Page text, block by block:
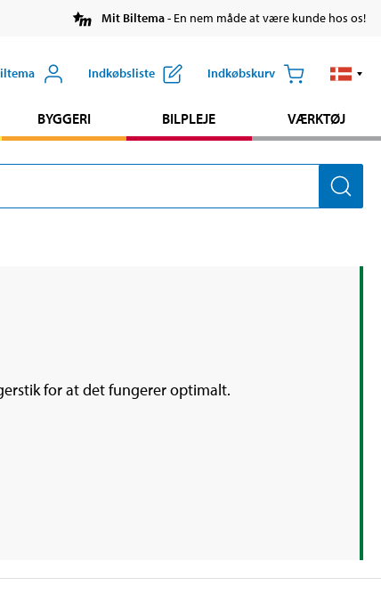
Mit Biltema- En nem måde at være kunde hos os!
Indkøbsliste Indkøbskurv
BYGGERI BILPLEJE VÆRKTØJ
for at det fungerer optimalt.